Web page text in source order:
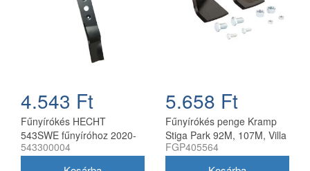
4.543 Ft
Fűnyírókés HECHT
543SWE fűnyíróhoz 2020-
21
543300004
5.658 Ft
Fűnyírókés penge Kramp
Stiga Park 92M, 107M, Villa
92M, 107M 170 mm
FGP405564